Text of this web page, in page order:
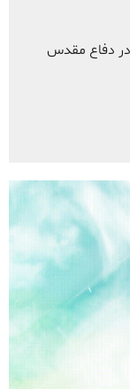
دفاع مقدس